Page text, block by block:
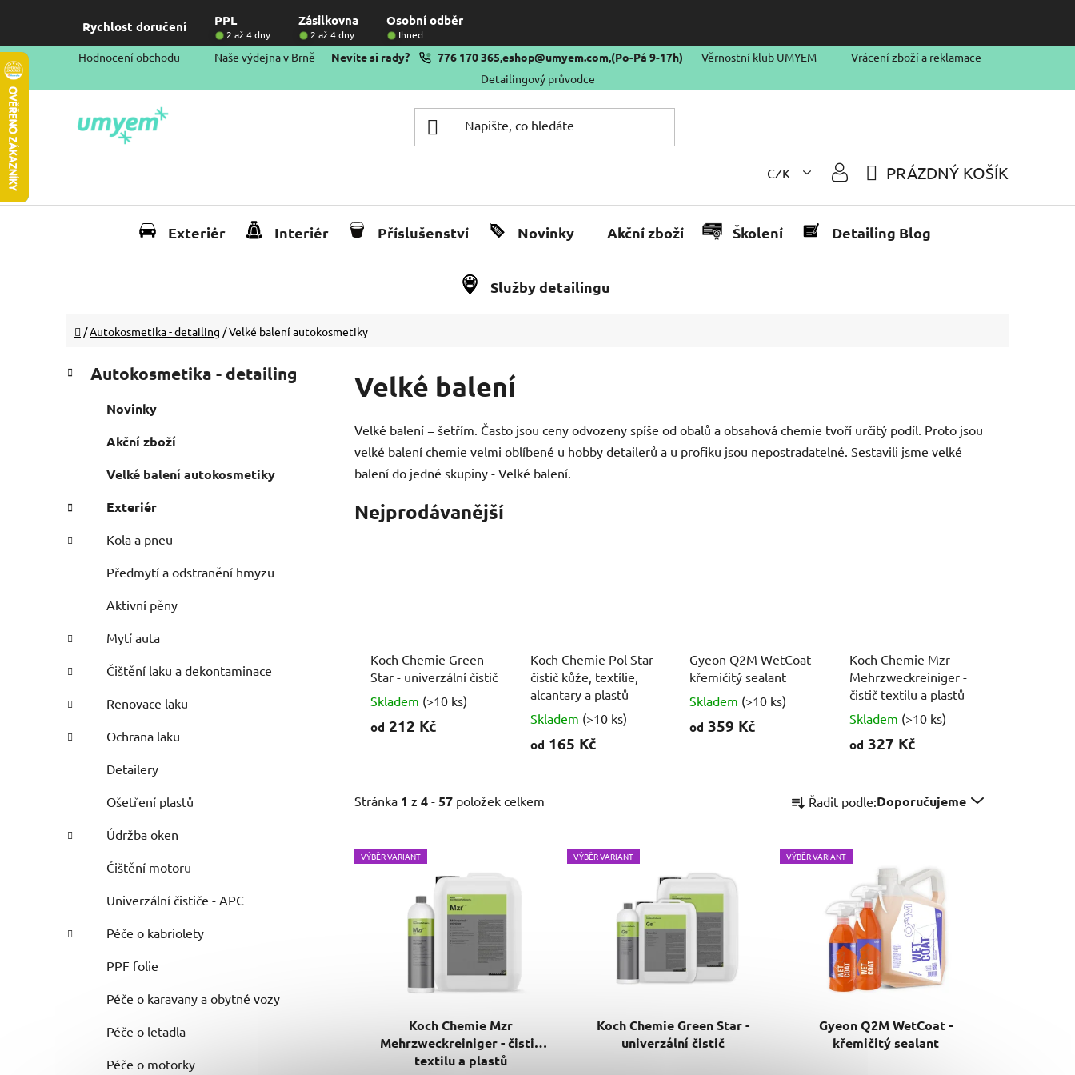
obsah
Rychlost doručení PPL Zásilkovna Osobní odběr
2 až 4 dny 2 až 4 dny Ihned
Hodnocení obchodu Naše výdejna v Brně Nevíte si rady? 776 170 365,eshop@umyem.com,(Po-Pá 9-17h) Věrnostní klub UMYEM
Vrácení zboží a reklamace
Detailingový průvodce
CZK
KOŠÍK
PRÁZDNÝ KOŠÍK
Exteriér Interiér Příslušenství Novinky Akční zboží Školení Detailing Blog
Služby detailingu
Domů
/Autokosmetika - detailing /Velké balení autokosmetiky
P
o
n
í
p
l
kategorie
a
e
Autokosmetika - detailing
Novinky
Akční zboží
Velké balení autokosmetiky
Exteriér
Kola a pneu
Předmytí a odstranění hmyzu
Aktivní pěny
Mytí auta
Čištění laku a dekontaminace
Renovace laku
Ochrana laku
Detailery
Ošetření plastů
Údržba oken
Čištění motoru
Univerzální čističe - APC
Péče o kabriolety
PPF folie
Péče o karavany a obytné vozy
Péče o letadla
Péče o motorky
Velké balení
Velké balení = šetřím. Často jsou ceny odvozeny spíše od obalů a obsahová chemie tvoří určitý podíl. Proto jsou
velké balení chemie velmi oblíbené u hobby detailerů a u profiku jsou nepostradatelné. Sestavili jsme velké
balení do jedné skupiny - Velké balení.
Nejprodávanější
Koch Chemie Green
Star - univerzální čistič
Skladem (>10 ks)
od 212 Kč
Koch Chemie Pol Star -
čistič kůže, textílie,
alcantary a plastů
Skladem (>10 ks)
od 165 Kč
Gyeon Q2M WetCoat -
křemičitý sealant
Skladem (>10 ks)
od 359 Kč
Koch Chemie Mzr
Mehrzweckreiniger -
čistič textilu a plastů
Skladem (>10 ks)
od 327 Kč
Stránka 1 z 4 - 57 položek celkem
a
e
n
Řadit podle:Doporučujeme
V
ý
VÝBĚR VARIANT
Koch Chemie Mzr
Mehrzweckreiniger - čistič
textilu a plastů
VÝBĚR VARIANT
Koch Chemie Green Star -
univerzální čistič
VÝBĚR VARIANT
Gyeon Q2M WetCoat -
křemičitý sealant